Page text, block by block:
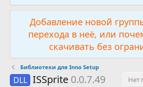
Добавление новой
перехода в неё, или
скачивать без
Библиотеки для Inno Setup
DLL ISSprite 0.0.7.49
Нет